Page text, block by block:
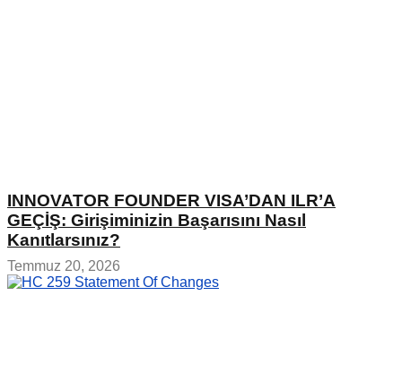
INNOVATOR FOUNDER VISA’DAN ILR’A
GEÇİŞ: Girişiminizin Başarısını Nasıl
Kanıtlarsınız?
Temmuz 20, 2026